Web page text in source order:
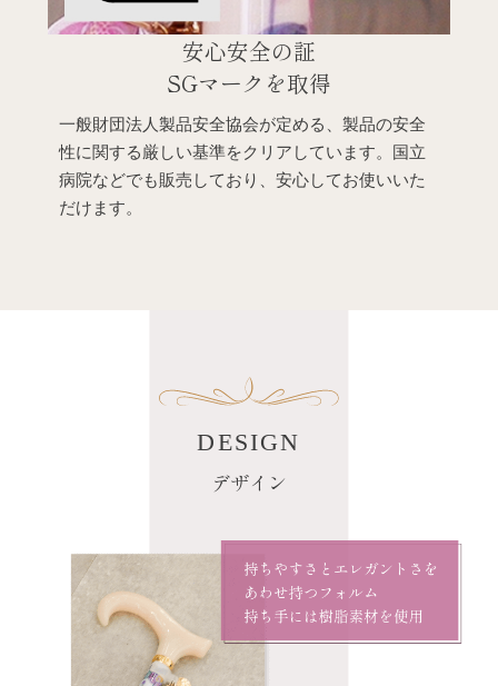
安心安全の証
SGマークを取得
一般財団法人製品安全協会が定める、製品の安全
性に関する厳しい基準をクリアしています。国立
病院などでも販売しており、安心してお使いいた
だけます。
DESIGN
デザイン